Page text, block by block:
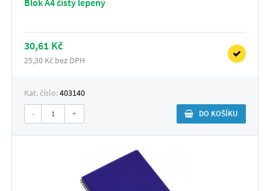
30,61 Kč
25,30 Kč bez DPH
Kat. číslo:403140
- + DO KOŠÍKU